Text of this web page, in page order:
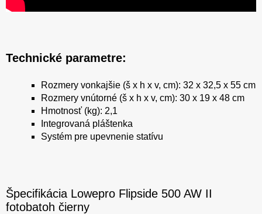
Technické parametre:
Rozmery vonkajšie (š x h x v, cm): 32 x 32,5 x 55 cm
Rozmery vnútorné (š x h x v, cm): 30 x 19 x 48 cm
Hmotnosť (kg): 2,1
Integrovaná pláštenka
Systém pre upevnenie statívu
Špecifikácia Lowepro Flipside 500 AW II
fotobatoh čierny